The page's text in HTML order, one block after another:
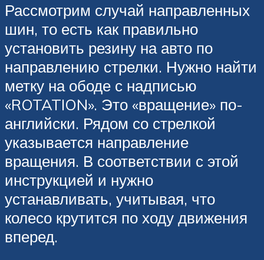
Рассмотрим случай направленных
шин, то есть как правильно
установить резину на авто по
направлению стрелки. Нужно найти
метку на ободе с надписью
«ROTATION». Это «вращение» по-
английски. Рядом со стрелкой
указывается направление
вращения. В соответствии с этой
инструкцией и нужно
устанавливать, учитывая, что
колесо крутится по ходу движения
вперед.